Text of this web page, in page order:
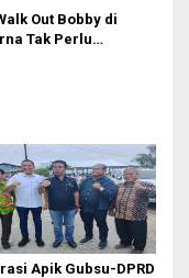
Waktu
dan Perkuat
Out Bobby di
Tak Perlu
Apik Gubsu-DPRD